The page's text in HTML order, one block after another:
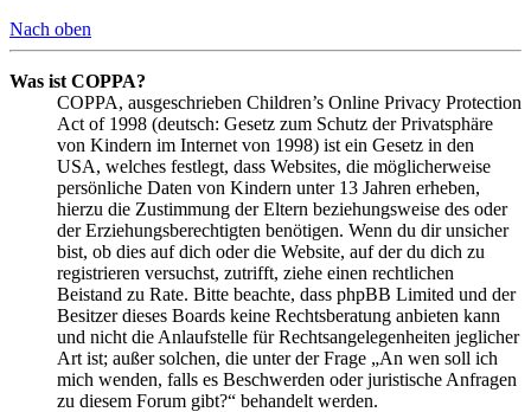
Nach oben
Was ist COPPA?
COPPA, ausgeschrieben Children’s Online Privacy Protection
Act of 1998 (deutsch: Gesetz zum Schutz der Privatsphäre
von Kindern im Internet von 1998) ist ein Gesetz in den
USA, welches festlegt, dass Websites, die möglicherweise
persönliche Daten von Kindern unter 13 Jahren erheben,
hierzu die Zustimmung der Eltern beziehungsweise des oder
der Erziehungsberechtigten benötigen. Wenn du dir unsicher
bist, ob dies auf dich oder die Website, auf der du dich zu
registrieren versuchst, zutrifft, ziehe einen rechtlichen
Beistand zu Rate. Bitte beachte, dass phpBB Limited und der
Besitzer dieses Boards keine Rechtsberatung anbieten kann
und nicht die Anlaufstelle für Rechtsangelegenheiten jeglicher
Art ist; außer solchen, die unter der Frage „An wen soll ich
mich wenden, falls es Beschwerden oder juristische Anfragen
zu diesem Forum gibt?“ behandelt werden.